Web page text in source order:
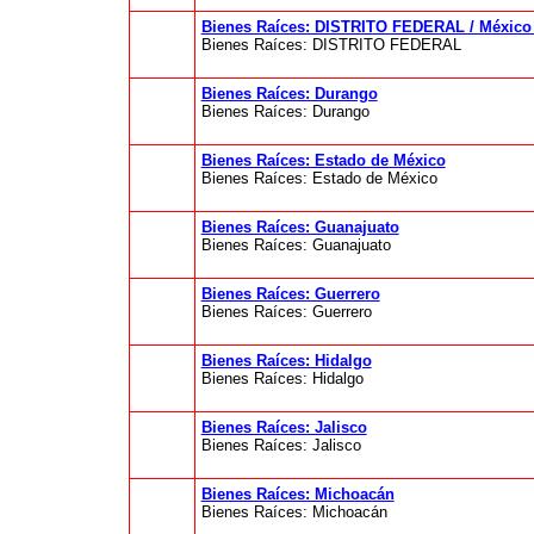
Bienes Raíces: DISTRITO FEDERAL / México
Bienes Raíces: DISTRITO FEDERAL
Bienes Raíces: Durango
Bienes Raíces: Durango
Bienes Raíces: Estado de México
Bienes Raíces: Estado de México
Bienes Raíces: Guanajuato
Bienes Raíces: Guanajuato
Bienes Raíces: Guerrero
Bienes Raíces: Guerrero
Bienes Raíces: Hidalgo
Bienes Raíces: Hidalgo
Bienes Raíces: Jalisco
Bienes Raíces: Jalisco
Bienes Raíces: Michoacán
Bienes Raíces: Michoacán